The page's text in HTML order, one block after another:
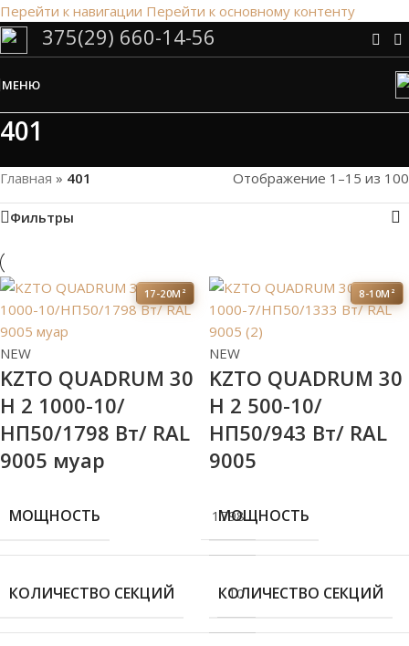
Перейти к навигации Перейти к основному контенту
Сэкономим Ваше время на подбор
Рассчитаем мощность | Предложим от 3х вариантов | В
наличии и под заказ
375(29) 660-14-56
МЕНЮ
401
Главная » 401 Отображение 1–15 из 100
Фильтры
17-20М²
NEW
KZTO QUADRUM 30
H 2 1000-10/
НП50/1798 Вт/ RAL
9005 муар
МОЩНОСТЬ 1798
КОЛИЧЕСТВО СЕКЦИЙ 10
8-10М²
NEW
KZTO QUADRUM 30
H 2 500-10/
НП50/943 Вт/ RAL
9005
МОЩНОСТЬ
КОЛИЧЕСТВО СЕКЦИЙ